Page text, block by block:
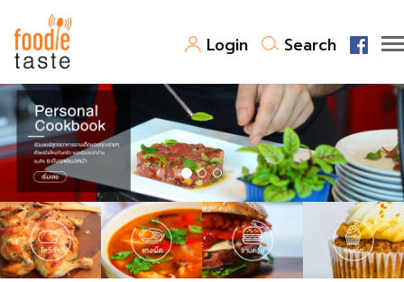
Login Search
สูตรอาหาร
สูตรอาหารล่าสุด
Top Foodie
พาไปชิม
สารพันก้นครัว
เคล็ดลับน่ารู้
FoodPedia